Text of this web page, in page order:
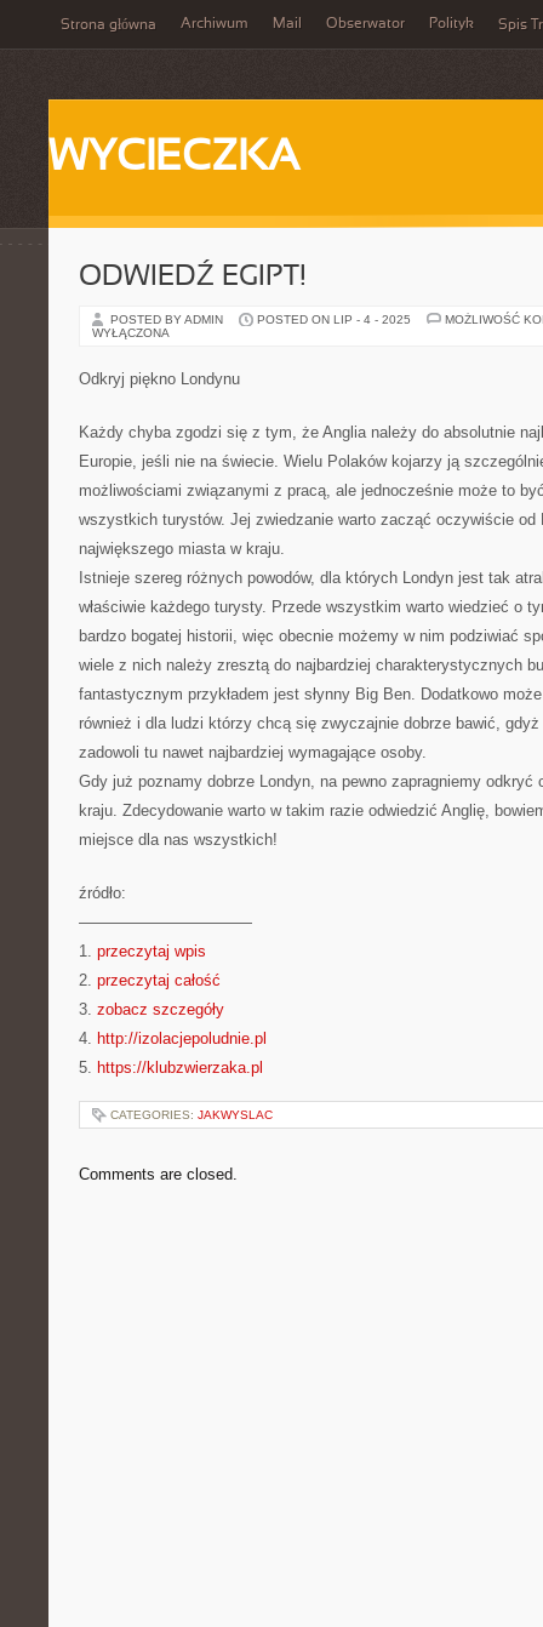
Strona główna Archiwum Mail Obserwator Polityk Spis
WYCIECZKA
ODWIEDŹ EGIPT!
POSTED BY ADMIN POSTED ON LIP - 4 - 2025
MOŻLIWOŚĆ
WYŁĄCZONA
Odkryj piękno Londynu
Każdy chyba zgodzi się z tym, że Anglia należy do absolutnie
Europie, jeśli nie na świecie. Wielu Polaków kojarzy ją
możliwościami związanymi z pracą, ale jednocześnie może to
wszystkich turystów. Jej zwiedzanie warto zacząć oczywiście od
największego miasta w kraju.
Istnieje szereg różnych powodów, dla których Londyn jest tak
właściwie każdego turysty. Przede wszystkim warto wiedzieć o
bardzo bogatej historii, więc obecnie możemy w nim podziwiać
wiele z nich należy zresztą do najbardziej charakterystycznych
fantastycznym przykładem jest słynny Big Ben. Dodatkowo
również i dla ludzi którzy chcą się zwyczajnie dobrze bawić,
zadowoli tu nawet najbardziej wymagające osoby.
Gdy już poznamy dobrze Londyn, na pewno zapragniemy odkryć
kraju. Zdecydowanie warto w takim razie odwiedzić Anglię,
miejsce dla nas wszystkich!
źródło:
———————————
1. przeczytaj wpis
2. przeczytaj całość
3. zobacz szczegóły
4. http://izolacjepoludnie.pl
5. https://klubzwierzaka.pl
CATEGORIES: JAKWYSLAC
Comments are closed.